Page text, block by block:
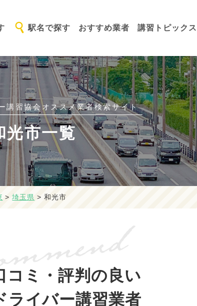
駅名で探す おすすめ業者 講習トピックス
講習協会オススメ業者検索サイト
光市一覧
>埼玉県 >和光市
コミ・評判の良い
ライバー講習業者